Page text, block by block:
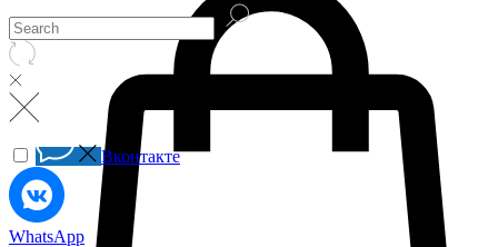
Вконтакте
WhatsApp